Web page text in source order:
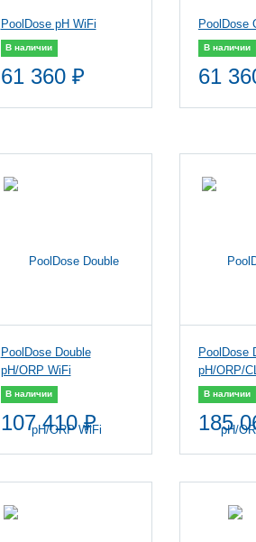
PoolDose pH WiFi
В наличии
61 360 ₽
PoolDose
В наличии
61
PoolDose Double
pH/ORP WiFi
В наличии
107 410 ₽
PoolDose
pH/ORP/
В наличии
185